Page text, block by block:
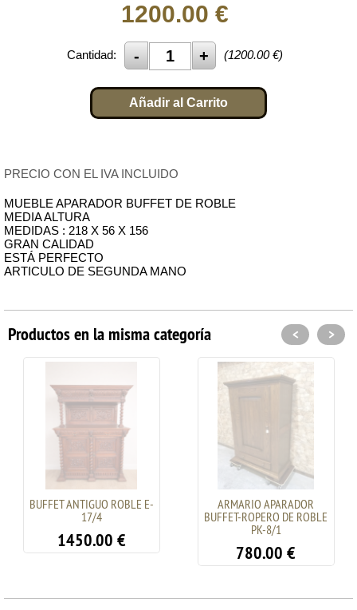
1200.00 €
Cantidad: (1200.00€)
Añadir al Carrito
PRECIO CON EL IVA INCLUIDO
MUEBLE APARADOR BUFFET DE ROBLE
MEDIA ALTURA
MEDIDAS : 218 X 56 X 156
GRAN CALIDAD
ESTÁ PERFECTO
ARTICULO DE SEGUNDA MANO
Productos en la misma categoría
BUFFET ANTIGUO ROBLE E-
17/4
1450.00 €
ARMARIO APARADOR
BUFFET-ROPERO DE ROBLE
PK-8/1
780.00 €
< >